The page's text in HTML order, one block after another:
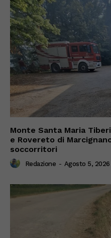
Monte Santa Maria
e Rovereto di
soccorritori
Redazione - Agosto 5, 2026